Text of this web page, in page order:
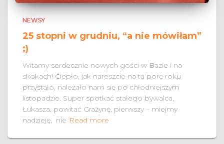
NEWSY
25 stopni w grudniu, “a nie mówiłam”
;)
Witamy serdecznie nowych gości w Bazie i na
skokach! Ciepło, jak nareszcie na tą porę roku
przystało, należało nam się po chłodniejszym
listopadzie. Super spotkać stałego bywalca,
Łukasza, powitać Grażynę, pierwszy – miejmy
nadzieję, nie Read more